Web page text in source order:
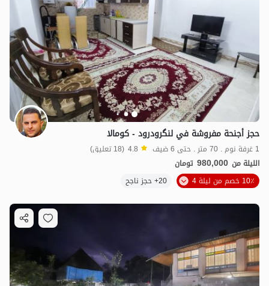
حجز أجنحة مفروشة في لنگرودرود - كومالا
1 غرفة نوم . 70 متر . حتى 6 ضيف 4.8 (18 تعليق)
الليلة من 980,000 تومان
10٪ خصم من ليلة 4
20+ حجز ناجح